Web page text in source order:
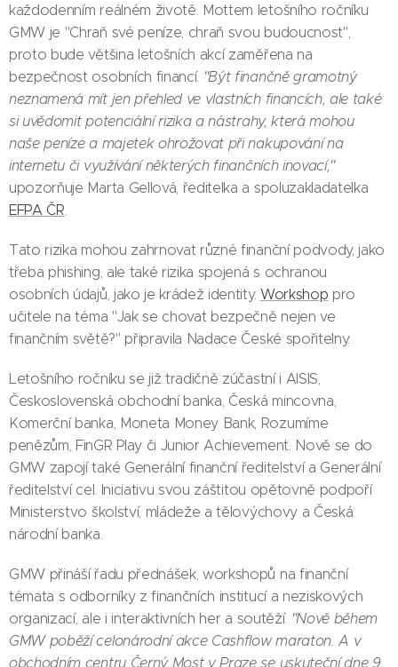
každodenním reálném životě. Mottem letošního ročníku
GMW je "Chraň své peníze, chraň svou budoucnost",
proto bude většina letošních akcí zaměřena na
bezpečnost osobních financí. "Být finančně gramotný
neznamená mít jen přehled ve vlastních financích, ale také
si uvědomit potenciální rizika a nástrahy, která mohou
naše peníze a majetek ohrožovat při nakupování na
internetu či využívání některých finančních inovací,"
upozorňuje Marta Gellová, ředitelka a spoluzakladatelka
EFPA ČR.
Tato rizika mohou zahrnovat různé finanční podvody, jako
třeba phishing, ale také rizika spojená s ochranou
osobních údajů, jako je krádež identity. Workshop pro
učitele na téma "Jak se chovat bezpečně nejen ve
finančním světě?" připravila Nadace České spořitelny.
Letošního ročníku se již tradičně zúčastní i AISIS,
Československá obchodní banka, Česká mincovna,
Komerční banka, Moneta Money Bank, Rozumíme
penězům, FinGR Play či Junior Achievement. Nově se do
GMW zapojí také Generální finanční ředitelství a Generální
ředitelství cel. Iniciativu svou záštitou opětovně podpoří
Ministerstvo školství, mládeže a tělovýchovy a Česká
národní banka.
GMW přináší řadu přednášek, workshopů na finanční
témata s odborníky z finančních institucí a neziskových
organizací, ale i interaktivních her a soutěží. "Nově během
GMW poběží celonárodní akce Cashflow maraton. A v
obchodním centru Černý Most v Praze se uskuteční dne 9.